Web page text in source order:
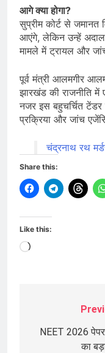
आगे क्या होगा?
सुप्रीम कोर्ट से
आएंगे, लेकिन उन्हें अदालत
मामले में ट्रायल और
पूर्व मंत्री आलमगीर
झारखंड की राजनीति
नजर इस बहुचर्चित
प्रक्रिया और जांच
चंद्रनाथ रथ
Share this:
Like this:
Loading…
navigation
NEET 2026
का